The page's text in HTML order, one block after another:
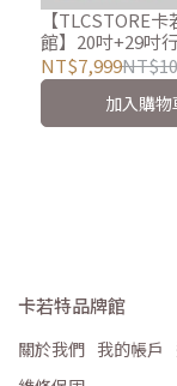
【TLCSTORE
館】20吋+29吋
組 -
FOREST北歐小
可擴充上掀行李
NT$7,999
加入購物
卡若特品牌館
關於我們 我的帳戶